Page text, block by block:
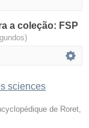
a coleção: FSP
sciences
de Roret